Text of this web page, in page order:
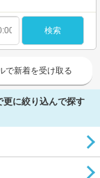
で新着を受け取る
更に絞り込んで探す